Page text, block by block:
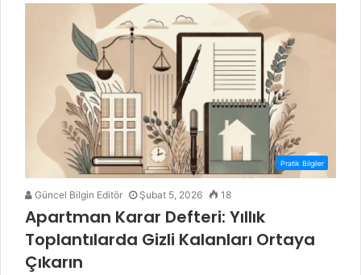
Pratik Bilgiler
Güncel Bilgin Editör Şubat 5, 2026 18
Apartman Karar Defteri: Yıllık
Toplantılarda Gizli Kalanları Ortaya
Çıkarın